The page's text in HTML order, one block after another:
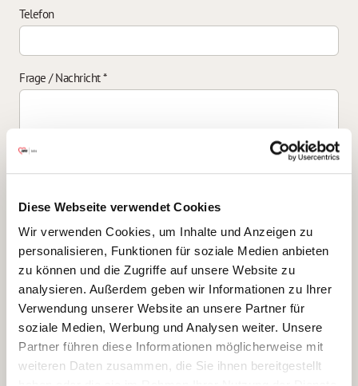
Diese Webseite verwendet Cookies
Wir verwenden Cookies, um Inhalte und Anzeigen zu
personalisieren, Funktionen für soziale Medien anbieten
zu können und die Zugriffe auf unsere Website zu
analysieren. Außerdem geben wir Informationen zu Ihrer
Verwendung unserer Website an unsere Partner für
soziale Medien, Werbung und Analysen weiter. Unsere
Partner führen diese Informationen möglicherweise mit
weiteren Daten zusammen, die Sie ihnen bereitgestellt
Telefon
Frage / Nachricht*
Ich bin damit einverstanden, dass meine personenbezogenen Daten
ausschließlich zum Zweck der Durchführung der Kontaktanfrage
verarbeitet, auf IT- Systemen der Garitz Bewirtschaftungsbetriebe
GmbH, Heinrich-von-Kleist-Straße 2, 97688 Bad Kissingen
(Betreiber) gespeichert und an die für das Stellenangebot
verantwortliche Stelle zur Kontaktaufnahme weitergegeben
werden.
Diese Einwilligungserklärung kann ich jederzeit gegenüber dem